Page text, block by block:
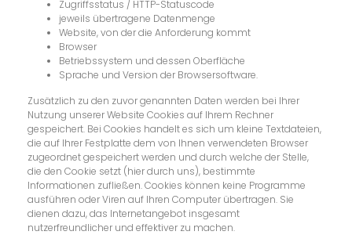
Zugriffsstatus / HTTP-Statuscode
jeweils übertragene Datenmenge
Website, von der die Anforderung kommt
Browser
Betriebssystem und dessen Oberfläche
Sprache und Version der Browsersoftware.
Zusätzlich zu den zuvor genannten Daten werden bei Ihrer
Nutzung unserer Website Cookies auf Ihrem Rechner
gespeichert. Bei Cookies handelt es sich um kleine Textdateien,
die auf Ihrer Festplatte dem von Ihnen verwendeten Browser
zugeordnet gespeichert werden und durch welche der Stelle,
die den Cookie setzt (hier durch uns), bestimmte
Informationen zufließen. Cookies können keine Programme
ausführen oder Viren auf Ihren Computer übertragen. Sie
dienen dazu, das Internetangebot insgesamt
nutzerfreundlicher und effektiver zu machen.